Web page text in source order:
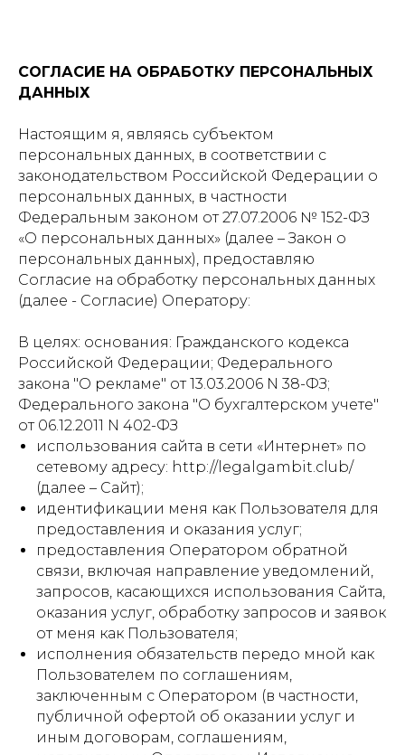
СОГЛАСИЕ НА ОБРАБОТКУ ПЕРСОНАЛЬНЫХ
ДАННЫХ
Настоящим я, являясь субъектом
персональных данных, в соответствии с
законодательством Российской Федерации о
персональных данных, в частности
Федеральным законом от 27.07.2006 № 152-ФЗ
«О персональных данных» (далее – Закон о
персональных данных), предоставляю
Согласие на обработку персональных данных
(далее - Согласие) Оператору:
В целях: основания: Гражданского кодекса
Российской Федерации; Федерального
закона "О рекламе" от 13.03.2006 N 38-ФЗ;
Федерального закона "О бухгалтерском учете"
от 06.12.2011 N 402-ФЗ
использования сайта в сети «Интернет» по
сетевому адресу: http://legalgambit.club/
(далее – Сайт);
идентификации меня как Пользователя для
предоставления и оказания услуг;
предоставления Оператором обратной
связи, включая направление уведомлений,
запросов, касающихся использования Сайта,
оказания услуг, обработку запросов и заявок
от меня как Пользователя;
исполнения обязательств передо мной как
Пользователем по соглашениям,
заключенным с Оператором (в частности,
публичной офертой об оказании услуг и
иным договорам, соглашениям,